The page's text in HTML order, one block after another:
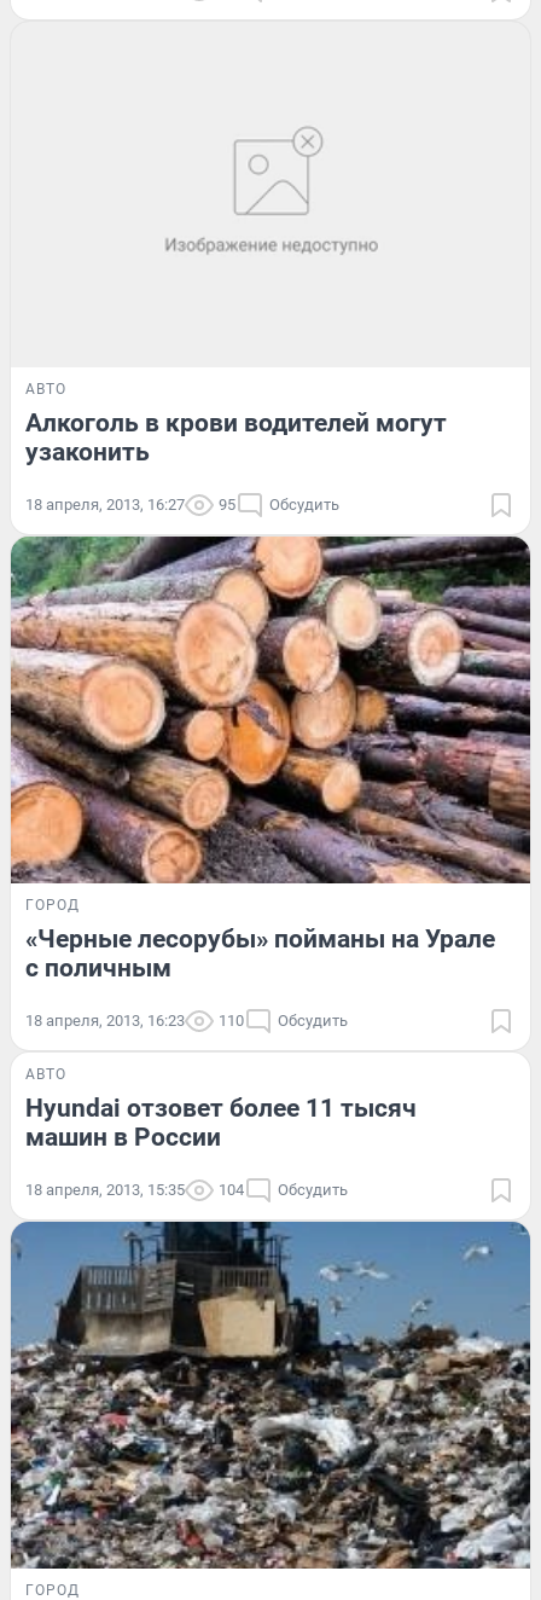
АВТО
Алкоголь в крови водителей могут
узаконить
18 апреля, 2013, 16:27 95 Обсудить
ГОРОД
«Черные лесорубы» пойманы на Урале
с поличным
18 апреля, 2013, 16:23 110 Обсудить
АВТО
Hyundai отзовет более 11 тысяч
машин в России
18 апреля, 2013, 15:35 104 Обсудить
ГОРОД